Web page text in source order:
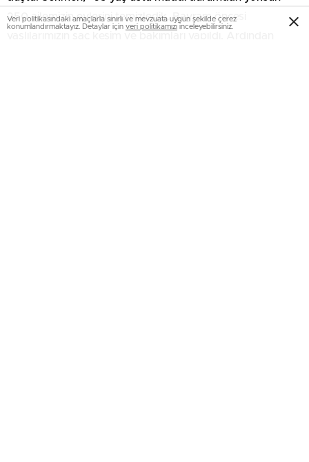
250 ailemizin evlerini temizledik. Bayram öncesi
Veri politikasındaki amaçlarla sınırlı ve mevzuata uygun şekilde çerez
konumlandırmaktayız. Detaylar için veri politikamızı inceleyebilirsiniz.